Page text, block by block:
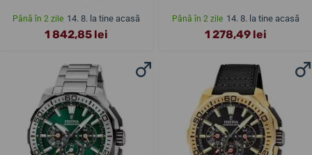
Până în 2 zile 14. 8. la tine acasă
1 842,85 lei
Până în 2 zile 14. 8. la tine acasă
1 278,49 lei